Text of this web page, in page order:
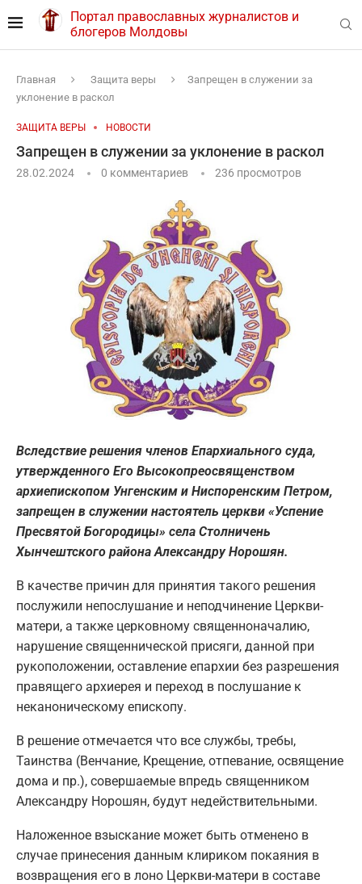
Портал православных журналистов и
блогеров Молдовы
Главная Защита веры
Запрещен в служении за
уклонение в раскол
ЗАЩИТА ВЕРЫ НОВОСТИ
Запрещен в служении за уклонение в раскол
28.02.2024 0 комментариев 236 просмотров
Вследствие решения членов Епархиального суда,
утвержденного Его Высокопреосвященством
архиепископом Унгенским и Ниспоренским Петром,
запрещен в служении настоятель церкви «Успение
Пресвятой Богородицы» села Столничень
Хынчештского района Александру Норошян.
В качестве причин для принятия такого решения
послужили непослушание и неподчинение Церкви-
матери, а также церковному священноначалию,
нарушение священнической присяги, данной при
рукоположении, оставление епархии без разрешения
правящего архиерея и переход в послушание к
неканоническому епископу.
В решение отмечается что все службы, требы,
Таинства (Венчание, Крещение, отпевание, освящение
дома и пр.), совершаемые впредь священником
Александру Норошян, будут недействительными.
Наложенное взыскание может быть отменено в
случае принесения данным клириком покаяния в
возвращения его в лоно Церкви-матери в составе